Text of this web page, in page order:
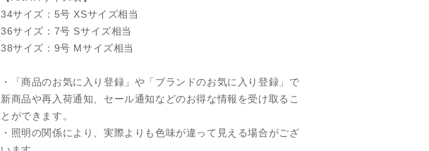
34サイズ：5号 XSサイズ相当
36サイズ：7号 Sサイズ相当
38サイズ：9号 Mサイズ相当
・「商品のお気に入り登録」や「ブランドのお気に入り登録」で
新商品や再入荷通知、セール通知などのお得な情報を受け取るこ
とができます。
・照明の関係により、実際よりも色味が違って見える場合がござ